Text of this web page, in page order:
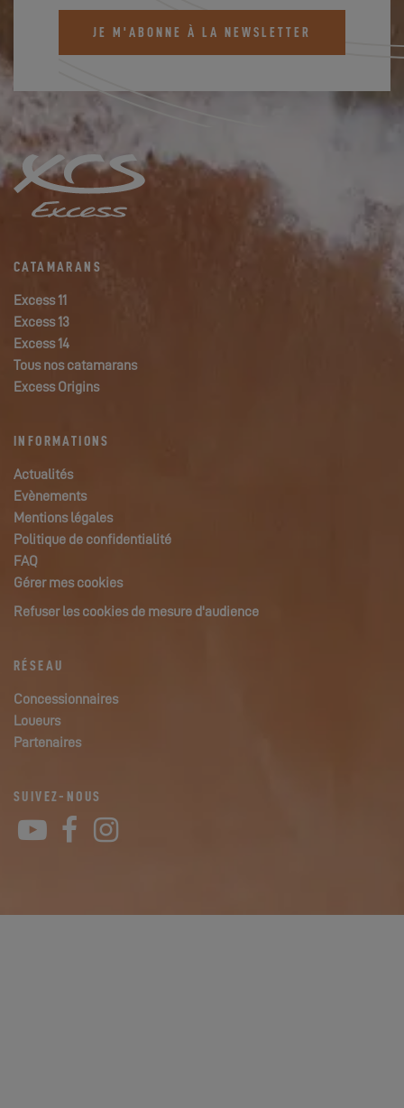
JE M'ABONNE À LA NEWSLETTER
CATAMARANS
Excess 11
Excess 13
Excess 14
Tous nos catamarans
Excess Origins
INFORMATIONS
Actualités
Evènements
Mentions légales
Politique de confidentialité
FAQ
Gérer mes cookies
Refuser les cookies de mesure d'audience
RÉSEAU
Concessionnaires
Loueurs
Partenaires
SUIVEZ-NOUS
YouTube
Facebook
Instagram